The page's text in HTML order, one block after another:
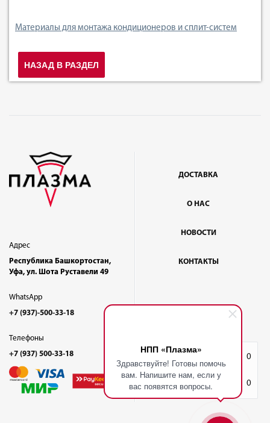
НПП «Плазма»
Здравствуйте! Готовы помочь
вам. Напишите нам, если у
вас появятся вопросы.
0
Корзина 0
Материалы для монтажа кондиционеров и сплит-систем
НАЗАД В РАЗДЕЛ
Адрес
Республика Башкортостан,
Уфа, ул. Шота Руставели 49
WhatsApp
+7 (937)-500-33-18
Телефоны
+7 (937) 500-33-18
ДОСТАВКА
О НАС
НОВОСТИ
КОНТАКТЫ